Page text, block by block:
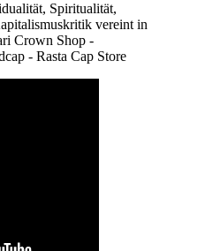
Spiritualität,
vereint in
Crown Shop -
- Rasta Cap Store